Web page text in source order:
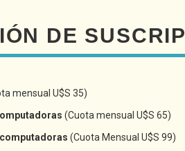
DE
mensual U$S 35)
(Cuota mensual U$S 65)
(Cuota Mensual U$S 99)